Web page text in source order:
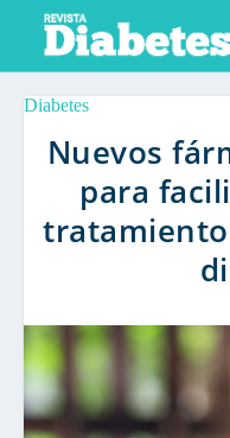
Diabetes
Nuevos
para